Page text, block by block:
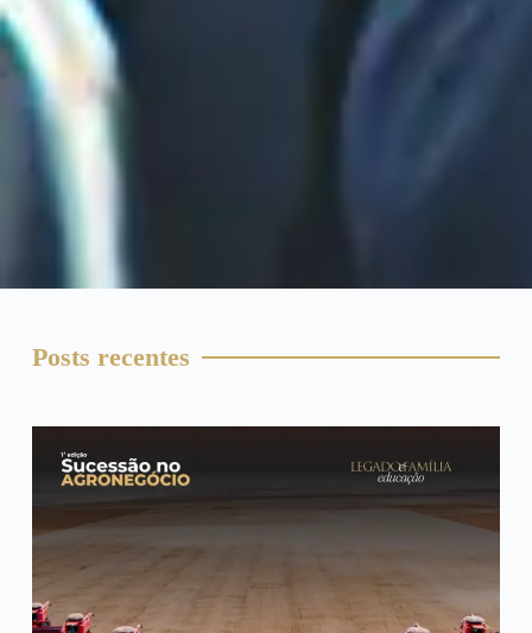
Posts recentes